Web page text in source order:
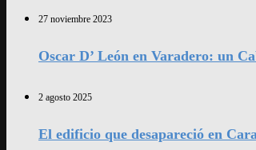
27 noviembre 2023
Oscar D’ León en Varadero: un
2 agosto 2025
El edificio que desapareció en